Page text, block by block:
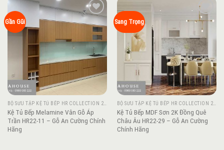
Gần Gũi
Add to
wishlist
Kệ Tủ Bếp Melamine Vân Gỗ Áp
Trần HR22-11 – Gỗ An Cường Chính
Hãng
Sang Trọng
Add to
wishlist
Kệ Tủ Bếp MDF Sơn 2K Đồng Quê
Châu Âu HR22-29 – Gỗ An Cường
Chính Hãng